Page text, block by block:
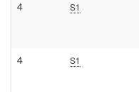
4 S1
4 S1